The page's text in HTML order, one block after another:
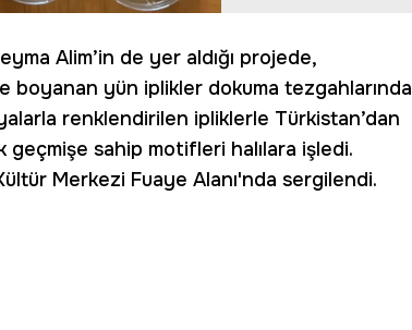
Alim’in de yer aldığı projede,
yün iplikler dokuma tezgahlarında
renklendirilen ipliklerle Türkistan’dan
geçmişe sahip motifleri halılara işledi.
Merkezi Fuaye Alanı'nda sergilendi.